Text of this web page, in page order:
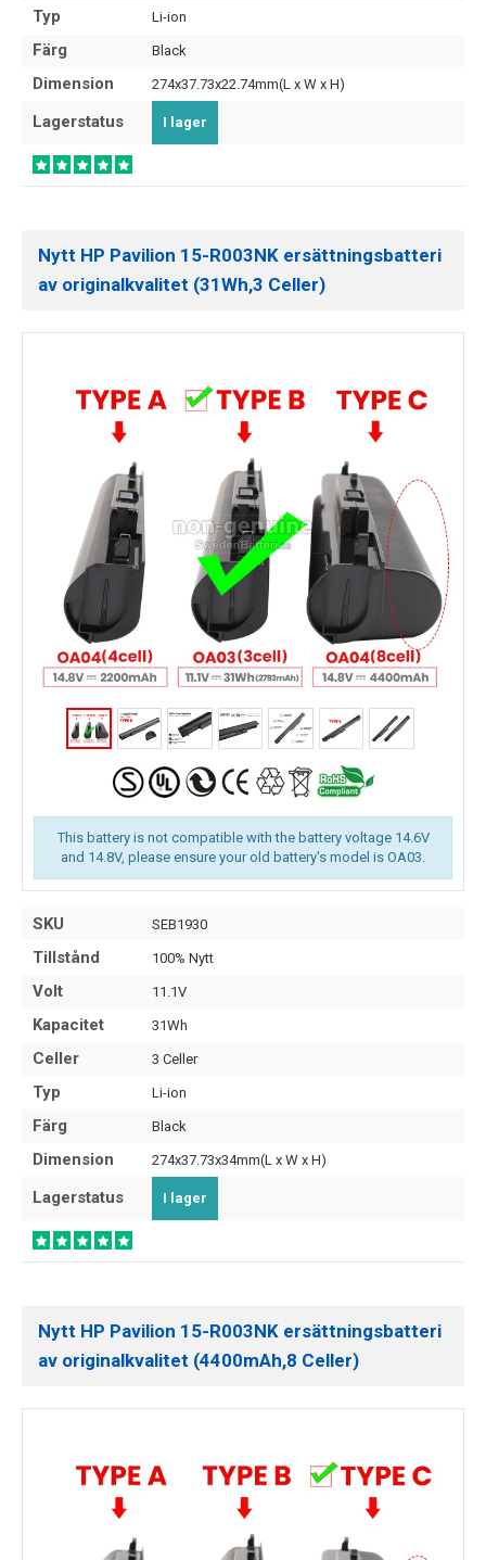
Typ Li-ion
Färg Black
Dimension 274x37.73x22.74mm(L x W x H)
Lagerstatus I lager
Nytt HP Pavilion 15-R003NK ersättningsbatteri
av originalkvalitet (31Wh,3 Celler)
This battery is not compatible with the battery voltage 14.6V
and 14.8V, please ensure your old battery's model is OA03.
SKU SEB1930
Tillstånd 100% Nytt
Volt 11.1V
Kapacitet 31Wh
Celler 3 Celler
Typ Li-ion
Färg Black
Dimension 274x37.73x34mm(L x W x H)
Lagerstatus I lager
Nytt HP Pavilion 15-R003NK ersättningsbatteri
av originalkvalitet (4400mAh,8 Celler)